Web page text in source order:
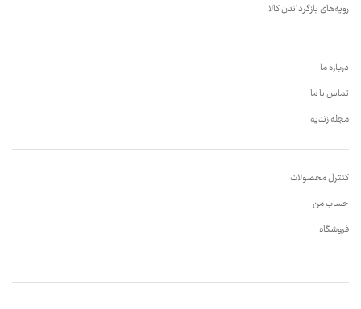
رویه‌های بازگرداندن کالا
درباره ما
تماس با ما
مجله زندیه
کنترل محصولات
حساب من
فروشگاه